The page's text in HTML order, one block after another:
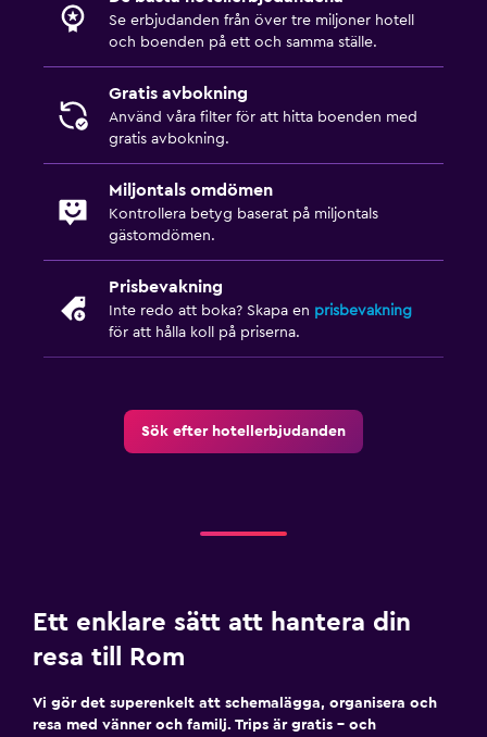
Se erbjudanden från över tre miljoner hotell
och boenden på ett och samma ställe.
Gratis avbokning
Använd våra filter för att hitta boenden med
gratis avbokning.
Miljontals omdömen
Kontrollera betyg baserat på miljontals
gästomdömen.
Prisbevakning
Inte redo att boka? Skapa en prisbevakning
för att hålla koll på priserna.
Sök efter hotellerbjudanden
Ett enklare sätt att hantera din
resa till Rom
Vi gör det superenkelt att schemalägga, organisera och
resa med vänner och familj. Trips är gratis – och